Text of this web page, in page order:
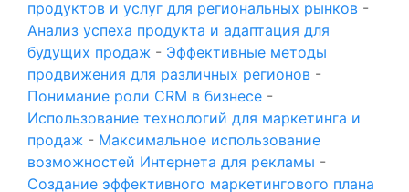
продуктов и услуг для региональных рынков -
Анализ успеха продукта и адаптация для
будущих продаж - Эффективные методы
продвижения для различных регионов -
Понимание роли CRM в бизнесе -
Использование технологий для маркетинга и
продаж - Максимальное использование
возможностей Интернета для рекламы -
Создание эффективного маркетингового плана